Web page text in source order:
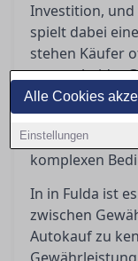
Alle Cookies
Einstellungen
Investition, und
spielt dabei
stehen Käufer
unterscheidet
Dieser Artikel
die
beleuchtet,
komplexen
In in Fulda ist
zwischen
Autokauf zu